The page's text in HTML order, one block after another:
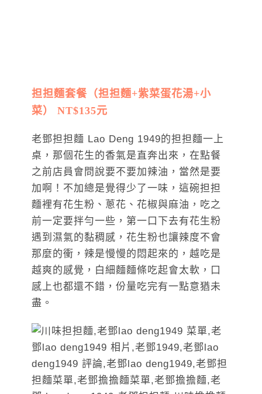
担担麵套餐（担担麵+紫菜蛋花湯+小
菜） NT$135元
老鄧担担麵 Lao Deng 1949的担担麵一上
桌，那個花生的香氣是直奔出來，在點餐
之前店員會問說要不要加辣油，當然是要
加啊！不加總是覺得少了一味，這碗担担
麵裡有花生粉、蔥花、花椒與麻油，吃之
前一定要拌勻一些，第一口下去有花生粉
遇到濕氣的黏稠感，花生粉也讓辣度不會
那麼的衝，辣是慢慢的悶起來的，越吃是
越爽的感覺，白細麵麵條吃起會太軟，口
感上也都還不錯，份量吃完有一點意猶未
盡。